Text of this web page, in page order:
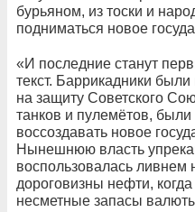
бурьяном, из тоски и
подниматься новое
«И последние станут
текст. Баррикадники
на защиту Советского
танков и пулемётов,
воссоздавать новое
Нынешнюю власть
воспользовалась
дороговизны нефти,
несметные запасы